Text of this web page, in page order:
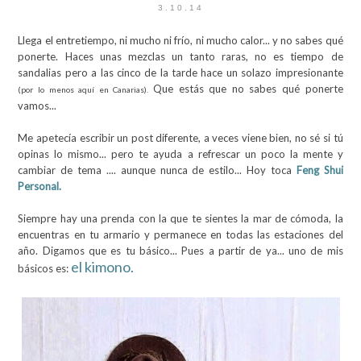
3.10.14
Llega el entretiempo, ni mucho ni frío, ni mucho calor... y no sabes qué
ponerte. Haces unas mezclas un tanto raras, no es tiempo de
sandalias pero a las cinco de la tarde hace un solazo impresionante
(por lo menos aquí en Canarias). Que estás que no sabes qué ponerte
vamos...
Me apetecía escribir un post diferente, a veces viene bien, no sé si tú
opinas lo mismo... pero te ayuda a refrescar un poco la mente y
cambiar de tema .... aunque nunca de estilo... Hoy toca Feng Shui
Personal.
Siempre hay una prenda con la que te sientes la mar de cómoda, la
encuentras en tu armario y permanece en todas las estaciones del
año. Digamos que es tu básico... Pues a partir de ya... uno de mis
básicos es: el kimono.